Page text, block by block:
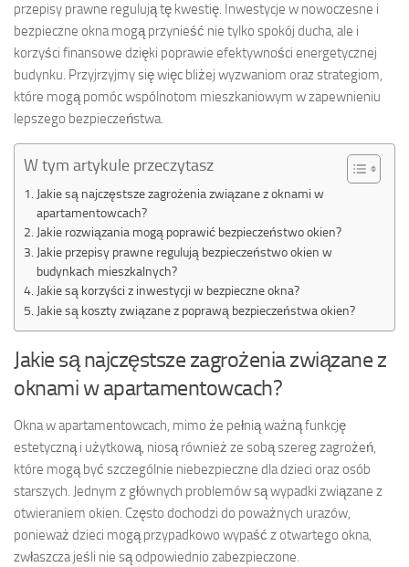
przepisy prawne regulują tę kwestię. Inwestycje w nowoczesne i
bezpieczne okna mogą przynieść nie tylko spokój ducha, ale i
korzyści finansowe dzięki poprawie efektywności energetycznej
budynku. Przyjrzyjmy się więc bliżej wyzwaniom oraz strategiom,
które mogą pomóc wspólnotom mieszkaniowym w zapewnieniu
lepszego bezpieczeństwa.
W tym artykule przeczytasz
Jakie są najczęstsze zagrożenia związane z oknami w
apartamentowcach?
Jakie rozwiązania mogą poprawić bezpieczeństwo okien?
Jakie przepisy prawne regulują bezpieczeństwo okien w
budynkach mieszkalnych?
Jakie są korzyści z inwestycji w bezpieczne okna?
Jakie są koszty związane z poprawą bezpieczeństwa okien?
Jakie są najczęstsze zagrożenia związane z
oknami w apartamentowcach?
Okna w apartamentowcach, mimo że pełnią ważną funkcję
estetyczną i użytkową, niosą również ze sobą szereg zagrożeń,
które mogą być szczególnie niebezpieczne dla dzieci oraz osób
starszych. Jednym z głównych problemów są wypadki związane z
otwieraniem okien. Często dochodzi do poważnych urazów,
ponieważ dzieci mogą przypadkowo wypaść z otwartego okna,
zwłaszcza jeśli nie są odpowiednio zabezpieczone.